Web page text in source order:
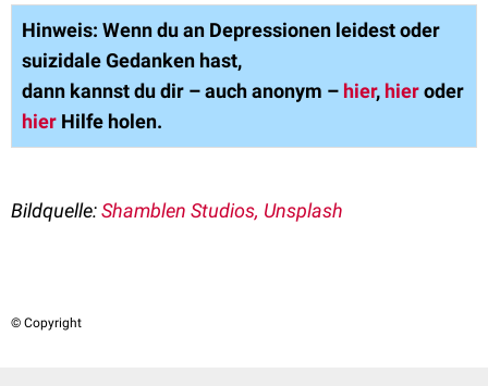
Hinweis: Wenn du an Depressionen leidest oder
suizidale Gedanken hast,
dann kannst du dir – auch anonym – hier, hieroder
hier Hilfe holen.
Bildquelle:Shamblen Studios, Unsplash
© Copyright